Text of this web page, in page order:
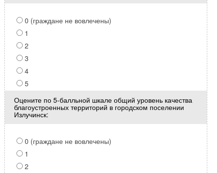
0 (граждане не вовлечены)
1
2
3
4
5
Оцените по 5-балльной шкале общий уровень качества
благоустроенных территорий в городском поселении
Излучинск:
0 (граждане не вовлечены)
1
2